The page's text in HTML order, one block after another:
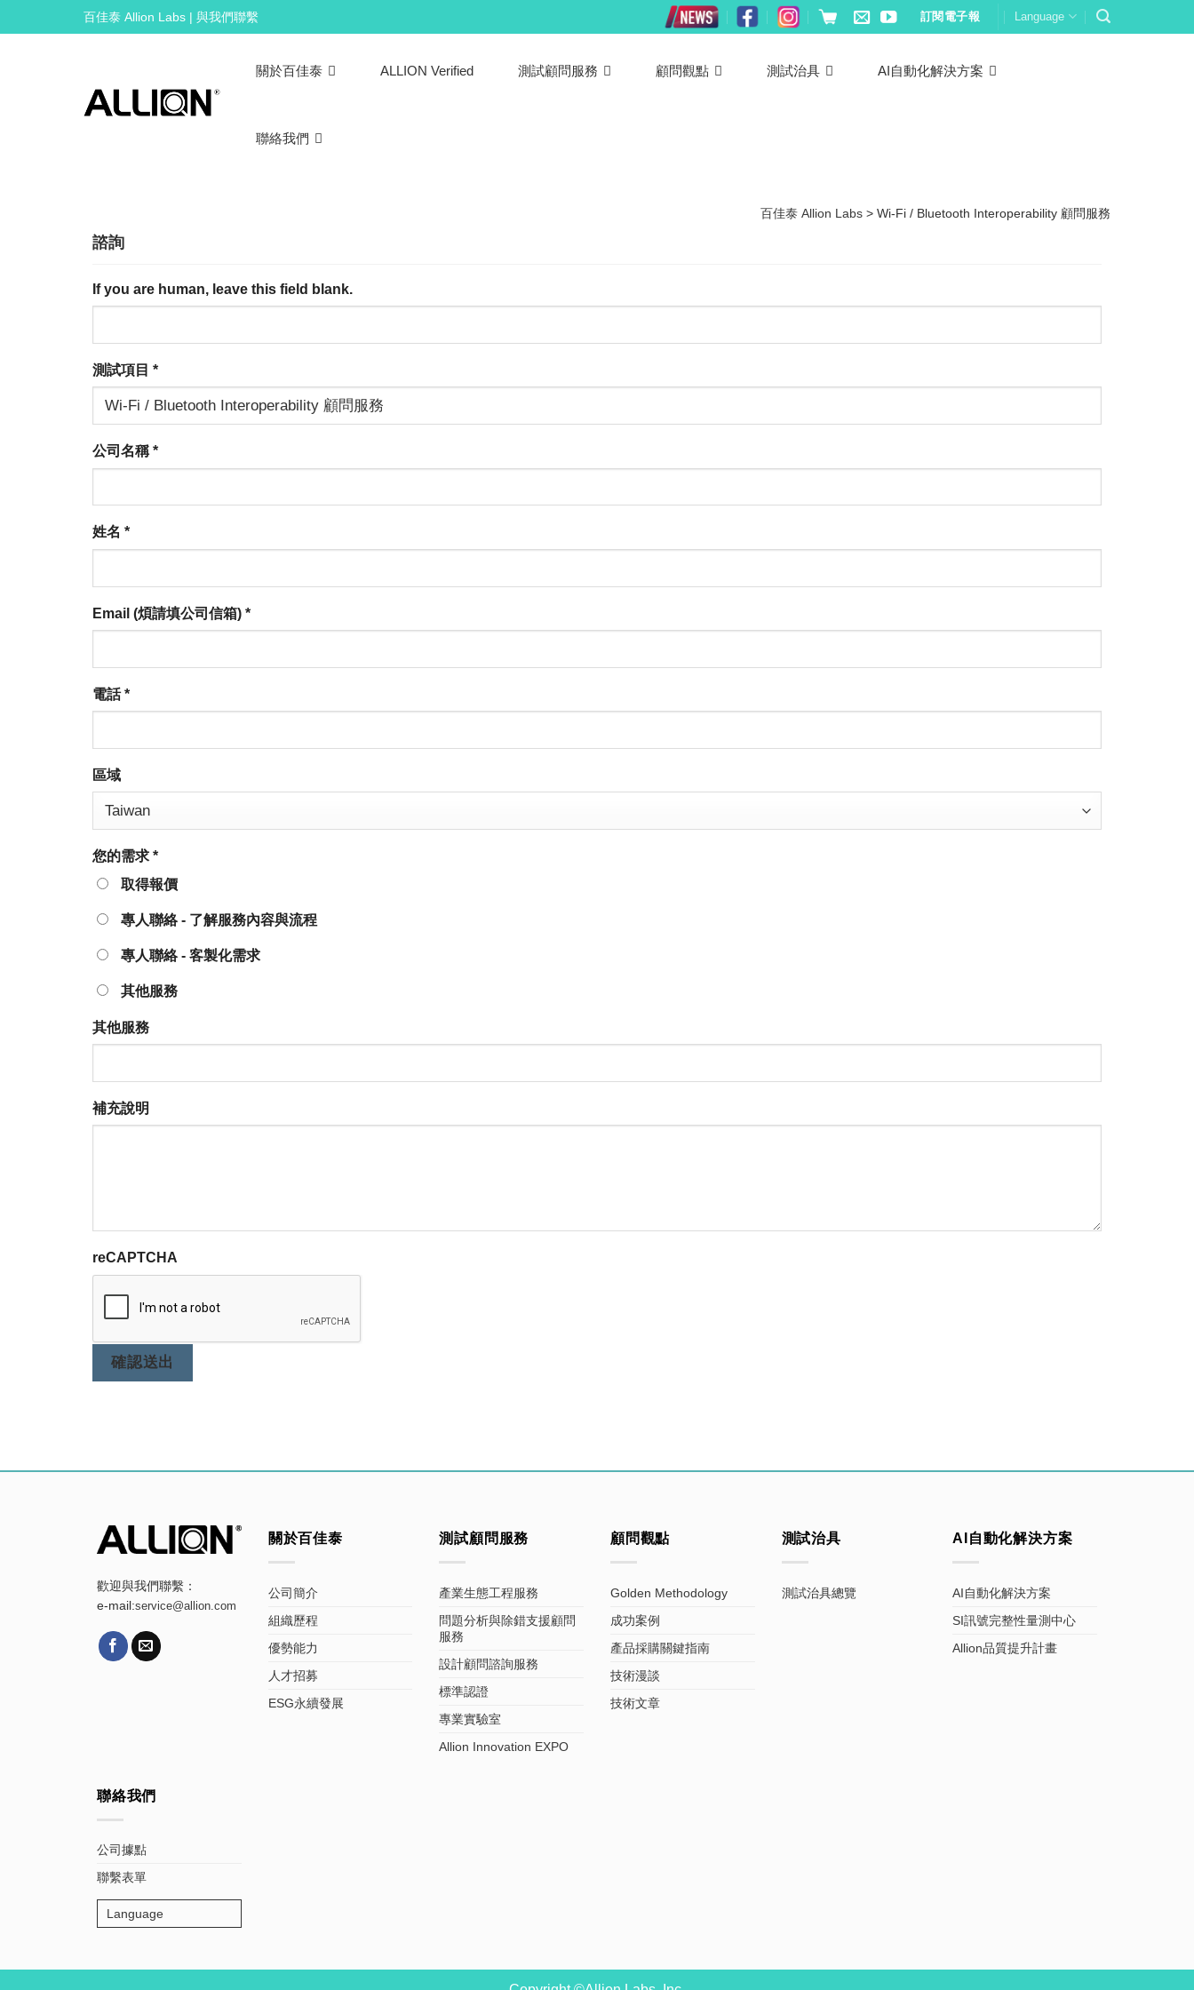
to
百佳泰 Allion Labs | 與我們聯繫 訂閱電子報 Language
關於百佳泰 ALLION Verified 測試顧問服務 顧問觀點 測試治具 AI自動化解決方案
聯絡我們
百佳泰 Allion Labs> Wi‑Fi / Bluetooth Interoperability 顧問服務
諮詢
If you are human, leave this field blank.
測試項目 *
公司名稱*
姓名 *
Email (煩請填公司信箱) *
電話*
區域
您的需求 *
取得報價
專人聯絡 - 了解服務內容與流程
專人聯絡 - 客製化需求
其他服務
其他服務
補充說明
reCAPTCHA
確認送出
歡迎與我們聯繫：
e-mail:service@allion.com
關於百佳泰
公司簡介
組織歷程
優勢能力
人才招募
ESG永續發展
測試顧問服務
產業生態工程服務
問題分析與除錯支援顧問
服務
設計顧問諮詢服務
標準認證
專業實驗室
Allion Innovation EXPO
顧問觀點
Golden Methodology
成功案例
產品採購關鍵指南
技術漫談
技術文章
測試治具
測試治具總覽
AI自動化解決方案
AI自動化解決方案
SI訊號完整性量測中心
Allion品質提升計畫
聯絡我們
公司據點
聯繫表單
Language